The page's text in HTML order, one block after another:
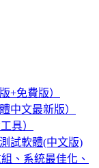
+免費版）
中文最新版）
具）
試軟體(中文版)
、系統最佳化、